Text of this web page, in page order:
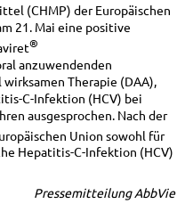
(CHMP) der Europäischen
21. Mai eine positive
®
anzuwendenden
Therapie (DAA),
C-Infektion (HCV) bei
ausgesprochen. Nach der
Union sowohl für
Hepatitis-C-Infektion (HCV)
Pressemitteilung AbbVie